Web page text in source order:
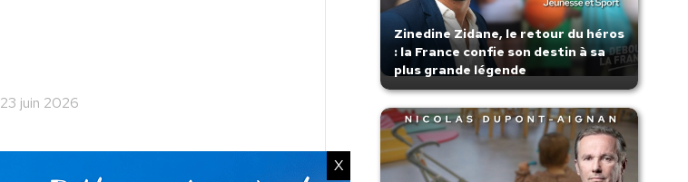
23 juin 2026
Zinedine Zidane, le retour du héros
: la France confie son destin à sa
plus grande légende
X